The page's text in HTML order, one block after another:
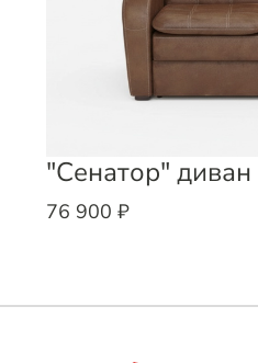
"Сенатор" диван
76 900 ₽